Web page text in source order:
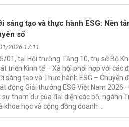
sáng tạo và thực hành ESG: Nền
số
2026 17:11
01, tại Hội trường Tầng 10, trụ sở Bộ
triển Kinh tế – Xã hội phối hợp với các
sáng tạo và Thực hành ESG – Chuyển
động Giải thưởng ESG Việt Nam 2026
tham dự của đại diện các bộ, ngành
khoa học và cộng đồng doanh …